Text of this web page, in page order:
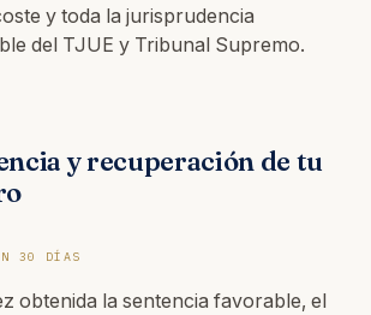
y toda la jurisprudencia
del TJUE y Tribunal Supremo.
y recuperación de tu
30 DÍAS
obtenida la sentencia favorable, el